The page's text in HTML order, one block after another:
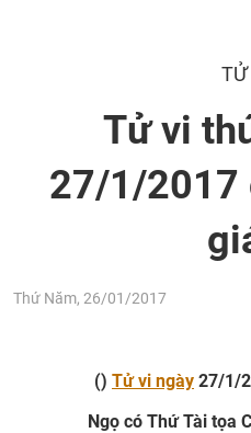
TỬ
Tử vi
27/1/2017
Thứ Năm, 26/01/2017
() Tử vi ngày 27/1/
Ngọ có Thứ Tài tọa